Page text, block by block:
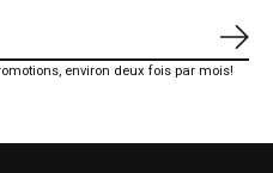
environ deux fois par mois!